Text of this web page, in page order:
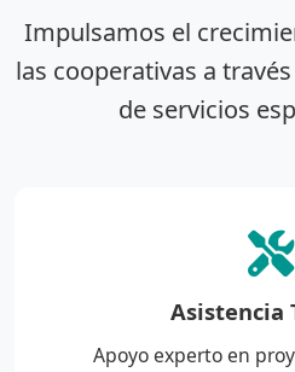
Impulsamos el
las cooperativas a
de servicios
Asistencia
Apoyo experto en